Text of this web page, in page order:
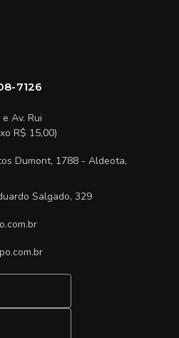
7126
Av. Rui
R$ 15,00)
Dumont, 1788 - Aldeota,
Salgado, 329